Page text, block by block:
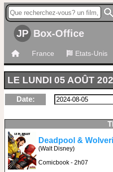
JP Box-Office
France Etats-Unis
LE LUNDI 05 AOÛT
Date:
Deadpool &
(Walt Disney)
Comicbook - 2h07